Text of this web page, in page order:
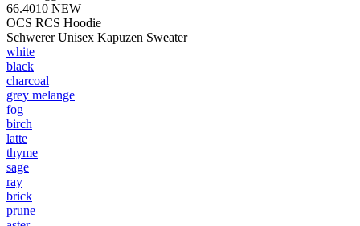
66.4010 NEW
OCS RCS Hoodie
Schwerer Unisex Kapuzen Sweater
white
black
charcoal
grey melange
fog
birch
latte
thyme
sage
ray
brick
prune